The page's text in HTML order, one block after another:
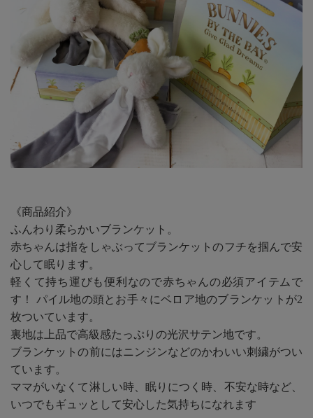
《商品紹介》
ふんわり柔らかいブランケット。
赤ちゃんは指をしゃぶってブランケットのフチを掴んで安
心して眠ります。
軽くて持ち運びも便利なので赤ちゃんの必須アイテムで
す！ パイル地の頭とお手々にベロア地のブランケットが2
枚ついています。
裏地は上品で高級感たっぷりの光沢サテン地です。
ブランケットの前にはニンジンなどのかわいい刺繍がつい
ています。
ママがいなくて淋しい時、眠りにつく時、不安な時など、
いつでもギュッとして安心した気持ちになれます